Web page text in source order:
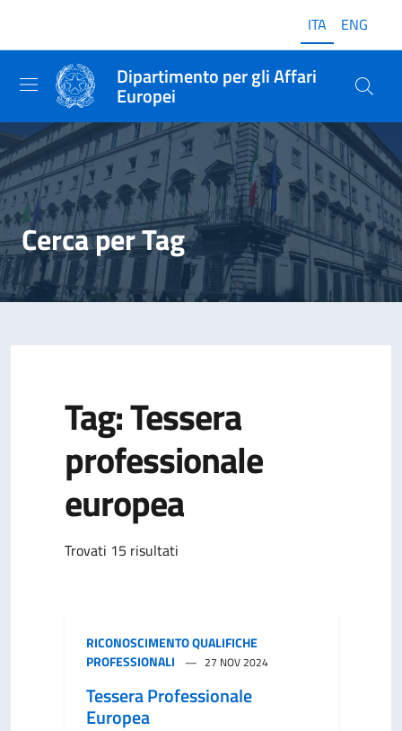
ITA ENG
Dipartimento per gli Affari
Europei
Cerca per Tag
Tag: Tessera
professionale
europea
Trovati 15 risultati
RICONOSCIMENTO QUALIFICHE
PROFESSIONALI
27 NOV 2024
Tessera Professionale
Europea